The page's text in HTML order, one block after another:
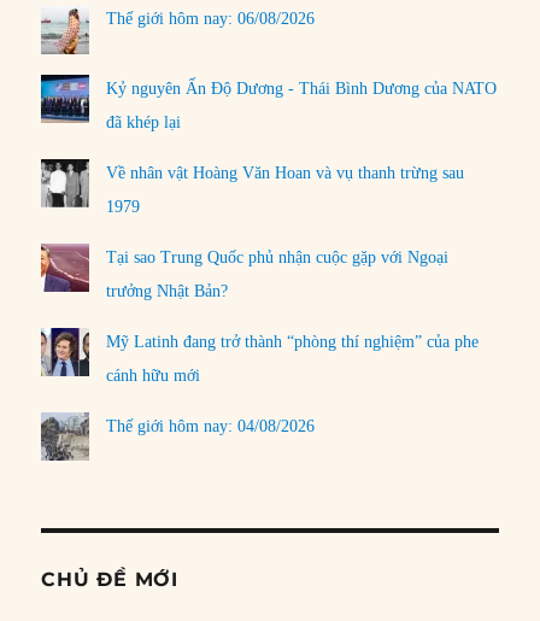
Thế giới hôm nay: 06/08/2026
Kỷ nguyên Ấn Độ Dương - Thái Bình Dương của NATO
đã khép lại
Về nhân vật Hoàng Văn Hoan và vụ thanh trừng sau
1979
Tại sao Trung Quốc phủ nhận cuộc gặp với Ngoại
trưởng Nhật Bản?
Mỹ Latinh đang trở thành “phòng thí nghiệm” của phe
cánh hữu mới
Thế giới hôm nay: 04/08/2026
CHỦ ĐỀ MỚI